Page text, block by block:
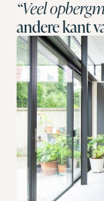
“Veel
andere kant